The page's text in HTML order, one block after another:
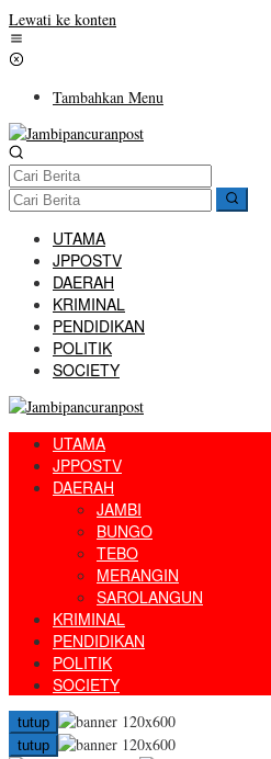
Lewati ke konten
Tambahkan Menu
UTAMA
JPPOSTV
DAERAH
KRIMINAL
PENDIDIKAN
POLITIK
SOCIETY
UTAMA
JPPOSTV
DAERAH
JAMBI
BUNGO
TEBO
MERANGIN
SAROLANGUN
KRIMINAL
PENDIDIKAN
POLITIK
SOCIETY
tutup
tutup